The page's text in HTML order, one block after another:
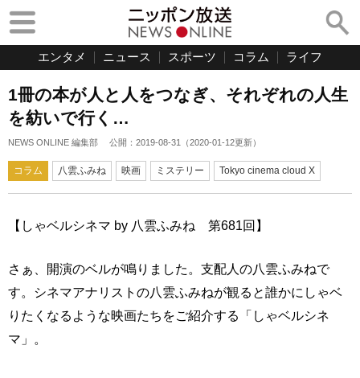
エンタメ ニュース スポーツ コラム ライフ
1冊の本が人と人をつなぎ、それぞれの人生
を紡いで行く…
NEWS ONLINE 編集部 公開： 2019-08-31 （2020-01-12更新）
コラム 八雲ふみね 映画 ミステリー Tokyo cinema cloud X
【しゃベルシネマ by 八雲ふみね 第681回】
さぁ、開演のベルが鳴りました。支配人の八雲ふみねで
す。シネマアナリストの八雲ふみねが観ると誰かにしゃベ
りたくなるような映画たちをご紹介する「しゃベルシネ
マ」。